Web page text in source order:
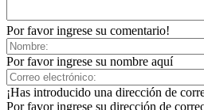
Por favor ingrese su comentario!
Por favor ingrese su nombre aquí
¡Has introducido una dirección de
Por favor ingrese su dirección de